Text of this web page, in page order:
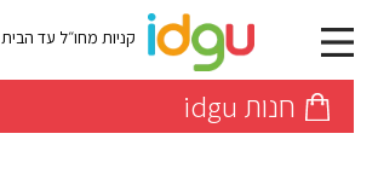
קניות מחו״ל עד הבית
חנות idgu